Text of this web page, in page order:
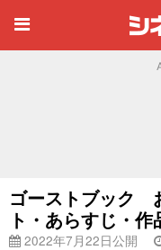
ゴーストブック
ト・あらすじ・作
2022年7月22日公開